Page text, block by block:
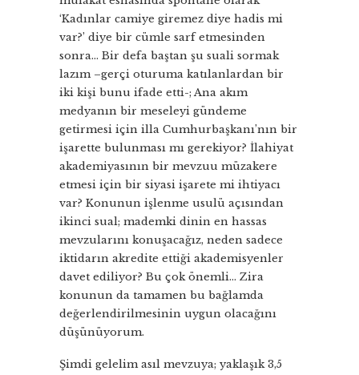
‘Kadınlar camiye giremez diye hadis mi
var?’ diye bir cümle sarf etmesinden
sonra… Bir defa baştan şu suali sormak
lazım –gerçi oturuma katılanlardan bir
iki kişi bunu ifade etti-; Ana akım
medyanın bir meseleyi gündeme
getirmesi için illa Cumhurbaşkanı’nın bir
işarette bulunması mı gerekiyor? İlahiyat
akademiyasının bir mevzuu müzakere
etmesi için bir siyasi işarete mi ihtiyacı
var? Konunun işlenme usulü açısından
ikinci sual; mademki dinin en hassas
mevzularını konuşacağız, neden sadece
iktidarın akredite ettiği akademisyenler
davet ediliyor? Bu çok önemli… Zira
konunun da tamamen bu bağlamda
değerlendirilmesinin uygun olacağını
düşünüyorum.
Şimdi gelelim asıl mevzuya; yaklaşık 3,5